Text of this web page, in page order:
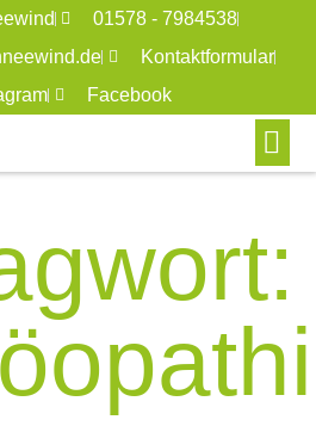
01578 - 7984538
Kontaktformular
Facebook